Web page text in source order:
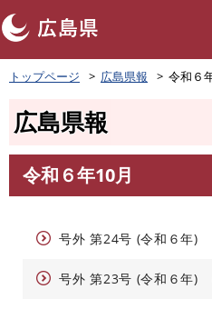
ペ
ー
頭
す
トップページ 広島県報 令和６
広島県報
文
令和６年10月
号外 第24号 (令和６年)
号外 第23号 (令和６年)